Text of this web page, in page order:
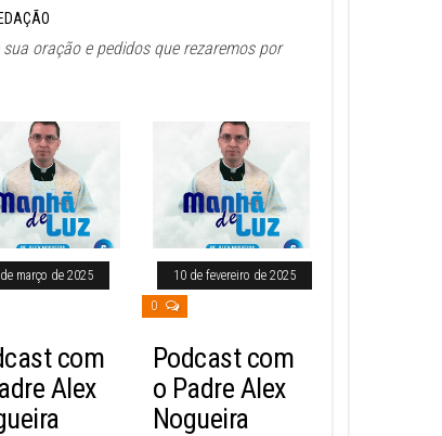
sua oração e pedidos que rezaremos por
março de 2025
com
Alex
10 de fevereiro de 2025
0
Podcast com
o Padre Alex
Nogueira